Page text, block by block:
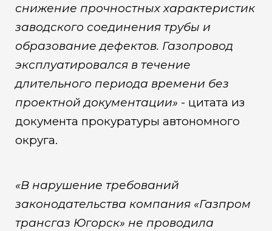
снижение прочностных характеристик
заводского соединения трубы и
образование дефектов. Газопровод
эксплуатировался в течение
длительного периода времени без
проектной документации» - цитата из
документа прокуратуры автономного
округа.
«В нарушение требований
законодательства компания «Газпром
трансгаз Югорск» не проводила